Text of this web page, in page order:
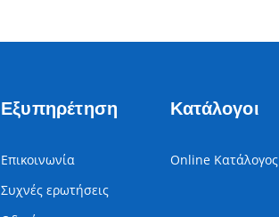
Εξυπηρέτηση
Επικοινωνία
Συχνές ερωτήσεις
Κατάλογοι
Online Κατάλογος